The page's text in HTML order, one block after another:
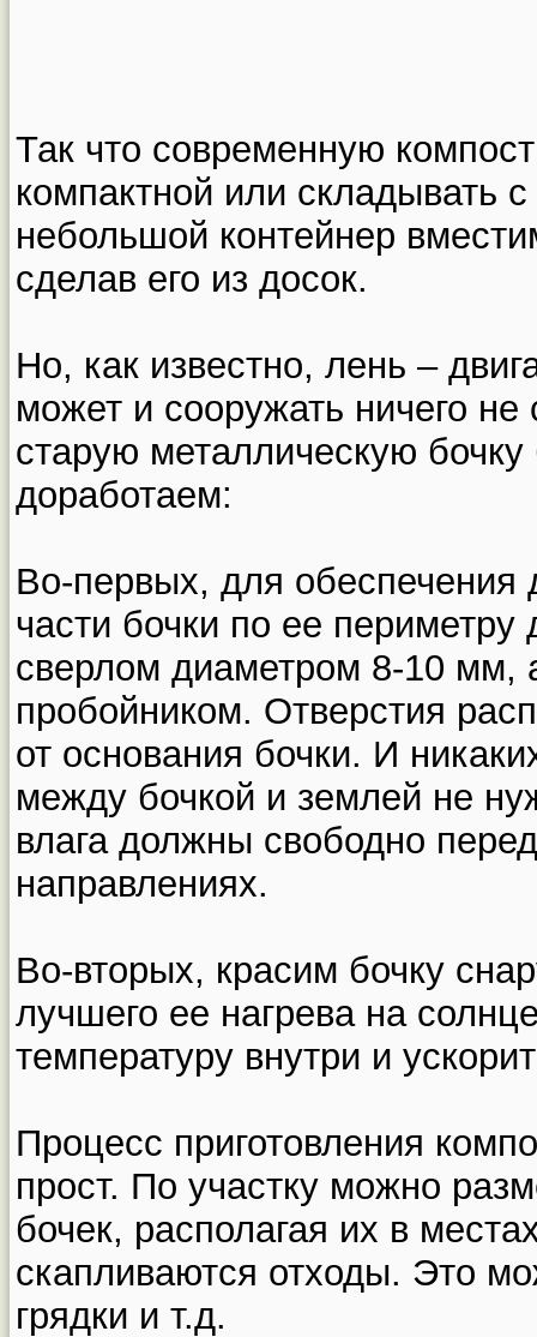
Так что современную
компактной или складывать
небольшой контейнер
сделав его из досок.
Но, как известно, лень –
может и сооружать ничего
старую металлическую
доработаем:
Во-первых, для обеспечения
части бочки по ее периметру
сверлом диаметром 8-10 мм,
пробойником. Отверстия
от основания бочки. И
между бочкой и землей не
влага должны свободно
направлениях.
Во-вторых, красим бочку
лучшего ее нагрева на
температуру внутри и
Процесс приготовления
прост. По участку можно
бочек, располагая их в
скапливаются отходы. Это
грядки и т.д.